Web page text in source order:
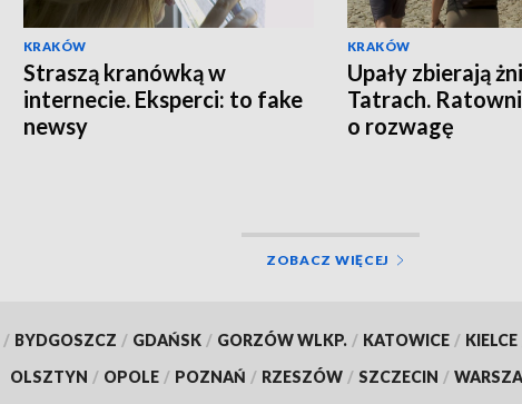
KRAKÓW
Straszą kranówką w
internecie. Eksperci: to fake
newsy
KRAKÓW
Upały zbierają
Tatrach.
o rozwagę
ZOBACZ WIĘCEJ
/ BYDGOSZCZ / GDAŃSK / GORZÓW WLKP. / KATOWICE / KIELCE
OLSZTYN / OPOLE / POZNAŃ / RZESZÓW / SZCZECIN /